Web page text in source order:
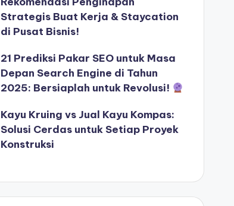
Strategis Buat Kerja & Staycation
di Pusat Bisnis!
21 Prediksi Pakar SEO untuk Masa
Depan Search Engine di Tahun
2025: Bersiaplah untuk Revolusi!
Kayu Kruing vs Jual Kayu Kompas:
Solusi Cerdas untuk Setiap Proyek
Konstruksi